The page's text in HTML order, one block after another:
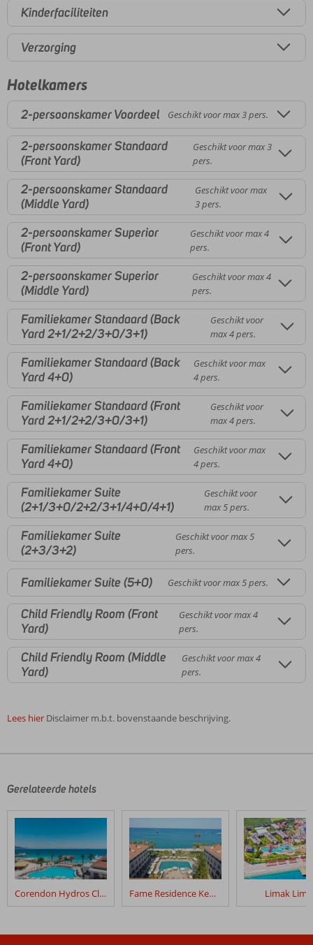
Kinderfaciliteiten
Verzorging
Hotelkamers
2-persoonskamer Voordeel Geschikt voor max 3 pers.
2-persoonskamer Standaard
(Front Yard)
Geschikt voor max 3
pers.
2-persoonskamer Standaard
(Middle Yard)
Geschikt voor max
3 pers.
2-persoonskamer Superior
(Front Yard)
Geschikt voor max 4
pers.
2-persoonskamer Superior
(Middle Yard)
Geschikt voor max 4
pers.
Familiekamer Standaard (Back
Yard 2+1/2+2/3+0/3+1)
Geschikt voor
max 4 pers.
Familiekamer Standaard (Back
Yard 4+0)
Geschikt voor max
4 pers.
Familiekamer Standaard (Front
Yard 2+1/2+2/3+0/3+1)
Geschikt voor
max 4 pers.
Familiekamer Standaard (Front
Yard 4+0)
Geschikt voor max
4 pers.
Familiekamer Suite
(2+1/3+0/2+2/3+1/4+0/4+1)
Geschikt voor
max 5 pers.
Familiekamer Suite
(2+3/3+2)
Geschikt voor max 5
pers.
Familiekamer Suite (5+0) Geschikt voor max 5 pers.
Child Friendly Room (Front
Yard)
Geschikt voor max 4
pers.
Child Friendly Room (Middle
Yard)
Geschikt voor max 4
pers.
Lees hier Disclaimer m.b.t. bovenstaande beschrijving.
door
klanten
na
hun
verblijf
Baia
Gerelateerde hotels
Corendon Hydros Club Kemer Fame Residence Kemer & Spa Limak